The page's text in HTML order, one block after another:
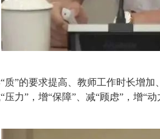
质”的要求提高、教师工作时长增
力”，增“保障”、减“顾虑”，增“